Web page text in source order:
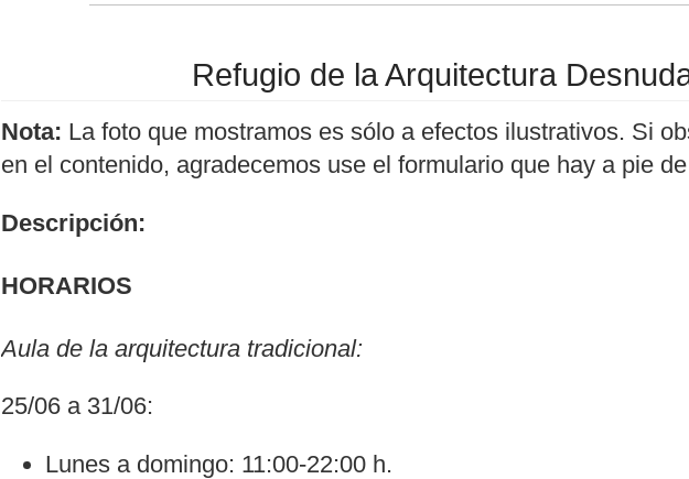
Refugio de la Arquitectura
Nota: La foto que mostramos es sólo a efectos ilustrativos. Si
en el contenido, agradecemos use el formulario que hay a pie
Descripción:
HORARIOS
Aula de la arquitectura tradicional:
25/06 a 31/06:
Lunes a domingo: 11:00-22:00 h.